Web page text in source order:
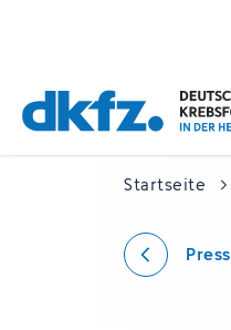
Startseite